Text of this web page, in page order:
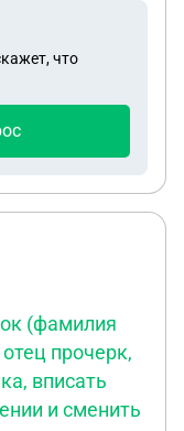
что
(фамилия
прочерк,
вписать
и сменить